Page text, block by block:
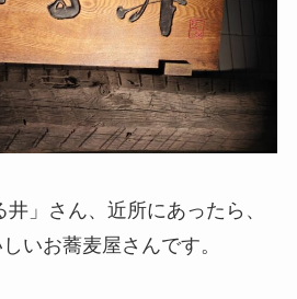
井」さん、近所にあったら、
いお蕎麦屋さんです。